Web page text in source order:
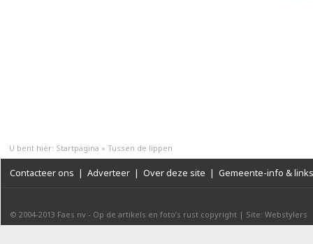
U bent hier: Startpagina » Tussen de lippen
Contacteer ons | Adverteer | Over deze site | Gemeente-info & links
© 2004-2013 Faes nv - Op de artikels en foto’s rust copyright | Site: Webstylers